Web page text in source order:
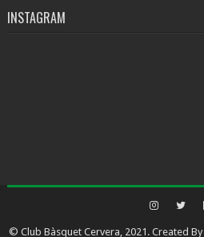
INSTAGRAM
© Club Bàsquet Cervera, 2021. Created By